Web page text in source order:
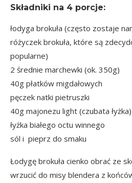
Składniki na 4 porcje:
łodyga brokuła (często zostaje
różyczek brokuła, które są
popularne)
2 średnie marchewki (ok. 350g)
40g płatków migdałowych
pęczek natki pietruszki
40g majonezu light (czubata łyżka)
łyżka białego octu winnego
sól i pieprz do smaku
Łodygę brokuła cienko obrać ze
wrzucić do misy blendera z